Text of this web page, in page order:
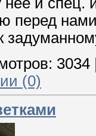
перед
3034
(0)